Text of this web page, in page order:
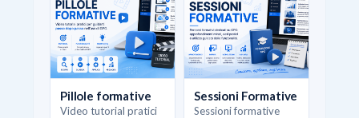
Pillole formative
Video tutorial pratici
Sessioni Formative
Sessioni formative